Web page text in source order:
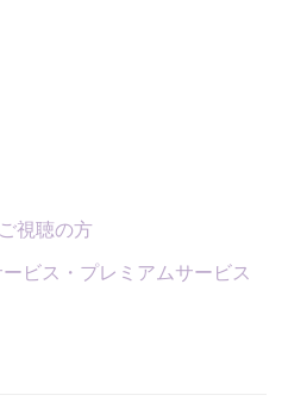
視聴の方
ビス・プレミアムサービス